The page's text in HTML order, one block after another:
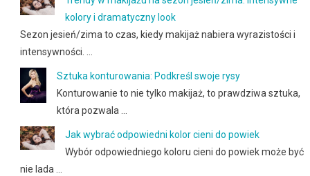
kolory i dramatyczny look
Sezon jesień/zima to czas, kiedy makijaż nabiera wyrazistości i
intensywności. …
Sztuka konturowania: Podkreśl swoje rysy
Konturowanie to nie tylko makijaż, to prawdziwa sztuka,
która pozwala …
Jak wybrać odpowiedni kolor cieni do powiek
Wybór odpowiedniego koloru cieni do powiek może być
nie lada …